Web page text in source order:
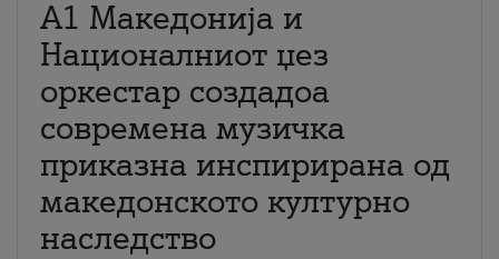
А1 Македонија и
Националниот џез
оркестар создадоа
современа музичка
приказна инспирирана од
македонското културно
наследство